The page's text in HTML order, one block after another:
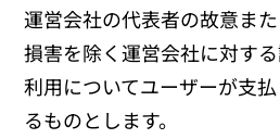
運営会社の代表者の故意ま
損害を除く運営会社に対す
利用についてユーザーが支
るものとします。